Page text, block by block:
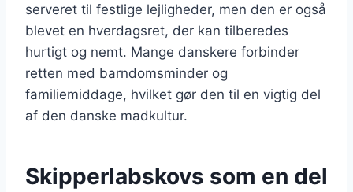
serveret til festlige lejligheder, men den er også
blevet en hverdagsret, der kan tilberedes
hurtigt og nemt. Mange danskere forbinder
retten med barndomsminder og
familiemiddage, hvilket gør den til en vigtig del
af den danske madkultur.
Skipperlabskovs som en del